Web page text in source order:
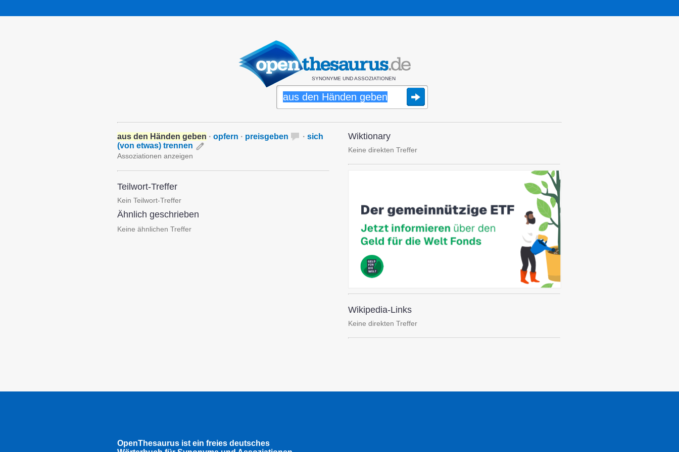
SYNONYME UND ASSOZIATIONEN
aus den Händen geben · opfern · preisgeben · sich
(von etwas) trennen
Assoziationen anzeigen
Teilwort-Treffer
Kein Teilwort-Treffer
Ähnlich geschrieben
Keine ähnlichen Treffer
Wiktionary
Keine direkten Treffer
Wikipedia-Links
Keine direkten Treffer
OpenThesaurus ist ein freies deutsches